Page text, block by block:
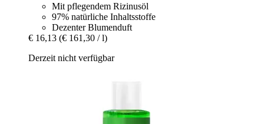
Mit pflegendem Rizinusöl
97% natürliche Inhaltsstoffe
Dezenter Blumenduft
€ 16,13 (€ 161,30 / l)
Derzeit nicht verfügbar